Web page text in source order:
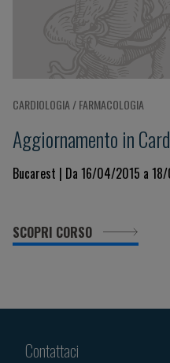
CARDIOLOGIA / FARMACOLOGIA
Aggiornamento in
Bucarest | Da 16/04/2015 a
SCOPRI CORSO
Contattaci